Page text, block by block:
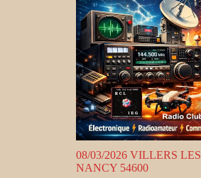
08/03/2026 VILLERS LES
NANCY 54600